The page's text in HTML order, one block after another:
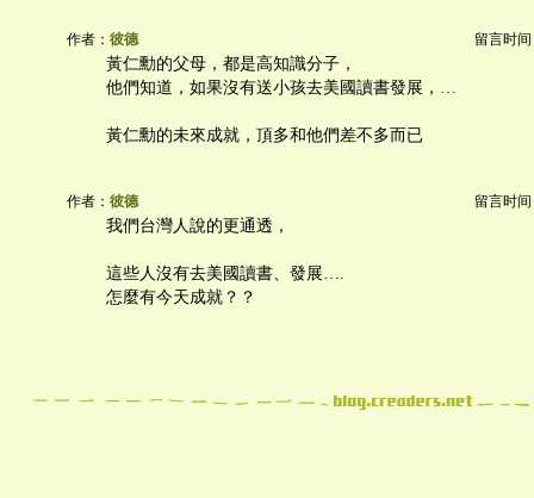
作者： 彼德 留言时间
黃仁勳的父母，都是高知識分子，
他們知道，如果沒有送小孩去美國讀書發展，…
黃仁勳的未來成就，頂多和他們差不多而已
作者： 彼德 留言时间
我們台灣人說的更通透，
這些人沒有去美國讀書、發展….
怎麼有今天成就？？